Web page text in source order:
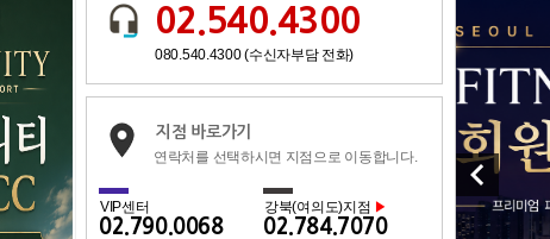
keyboard_arrow_left
02.540.4300
080.540.4300 (수신자부담 전화)
지점 바로가기
연락처를 선택하시면 지점으로 이동합니다.
VIP센터
02.790.0068
강북(여의도)지점 ▶
02.784.7070